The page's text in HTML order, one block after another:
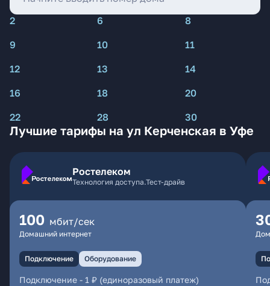
2 6
8
9
10
11
12
13
14
16
18
20
22
28 30
Лучшие тарифы на ул Керченская в Уфе
Ростелеком
Технология доступа.Тест-драйв
100 мбит/сек
Домашний интернет
Подключение Оборудование
Подключение - 1 ₽ (единоразовый платеж)